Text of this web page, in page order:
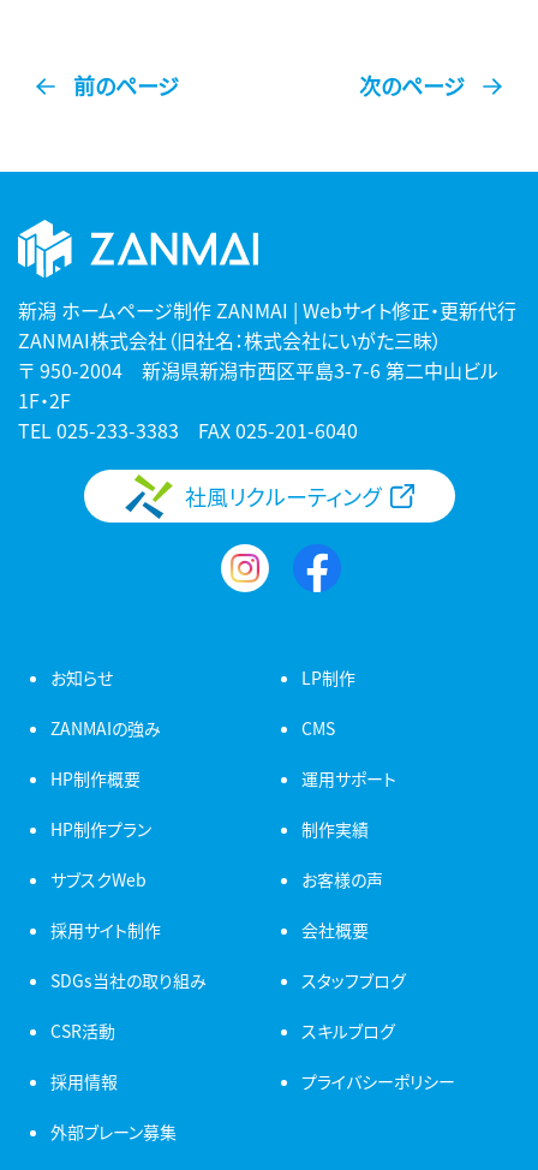
前のページ 次のページ
新潟 ホームページ制作 ZANMAI | Webサイト修正・更新代行
ZANMAI株式会社（旧社名：株式会社にいがた三昧）
〒 950-2004 新潟県新潟市西区平島3-7-6 第二中山ビル
1F・2F
TEL025-233-3383 FAX 025-201-6040
社風リクルーティング
お知らせ
ZANMAIの強み
HP制作概要
HP制作プラン
サブスクWeb
採用サイト制作
LP制作
CMS
運用サポート
制作実績
お客様の声
会社概要
SDGs当社の取り組み
CSR活動
採用情報
外部ブレーン募集
スタッフブログ
スキルブログ
プライバシーポリシー